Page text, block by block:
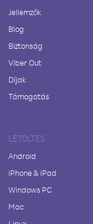
Jellemzők
Blog
Biztonság
Viber Out
Díjak
Támogatás
LETÖLTÉS
Android
iPhone & iPad
Windows PC
Mac